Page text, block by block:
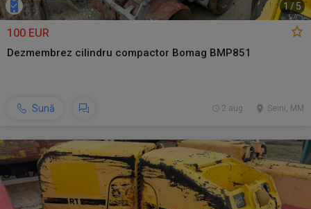
1 / 5
100 EUR
Dezmembrez cilindru compactor Bomag BMP851
Sună Seini, MM
2 aug.